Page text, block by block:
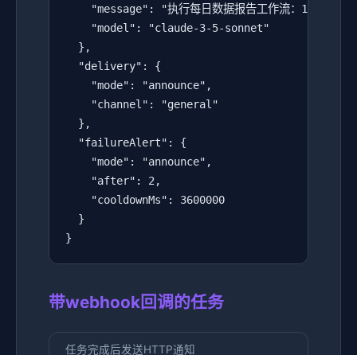
"message": "执行每日数据报告工作流：1）使用
    "model": "claude-3-5-sonnet"
  },
  "delivery": {
    "mode": "announce",
    "channel": "general"
  },
  "failureAlert": {
    "mode": "announce",
    "after": 2,
    "cooldownMs": 3600000
  }
}
带webhook回调的任务
任务完成后发送HTTP通知